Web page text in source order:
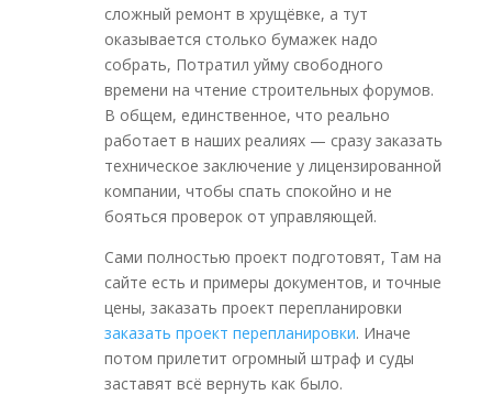
сложный ремонт в хрущёвке, а тут
оказывается столько бумажек надо
собрать, Потратил уйму свободного
времени на чтение строительных форумов.
В общем, единственное, что реально
работает в наших реалиях — сразу заказать
техническое заключение у лицензированной
компании, чтобы спать спокойно и не
бояться проверок от управляющей.
Сами полностью проект подготовят, Там на
сайте есть и примеры документов, и точные
цены, заказать проект перепланировки
заказать проект перепланировки. Иначе
потом прилетит огромный штраф и суды
заставят всё вернуть как было.